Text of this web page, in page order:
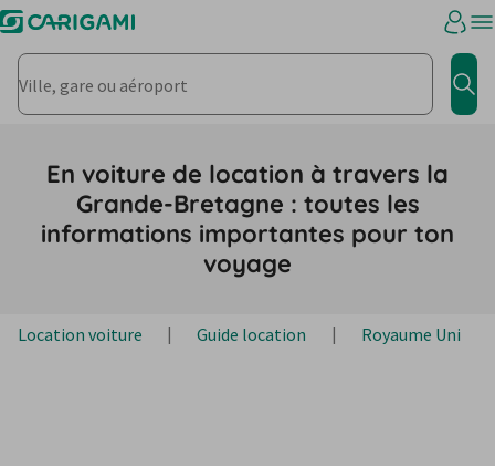
Ville, gare ou aéroport
En voiture de location à travers la
Grande-Bretagne : toutes les
informations importantes pour ton
voyage
Location voiture Guide location Royaume Uni